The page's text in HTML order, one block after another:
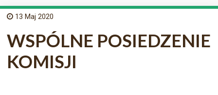
13 Maj 2020
WSPÓLNE POSIEDZENIE
KOMISJI